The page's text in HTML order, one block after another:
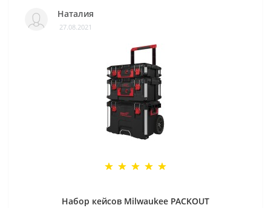
Наталия
27.08.2021
Набор кейсов Milwaukee PACKOUT